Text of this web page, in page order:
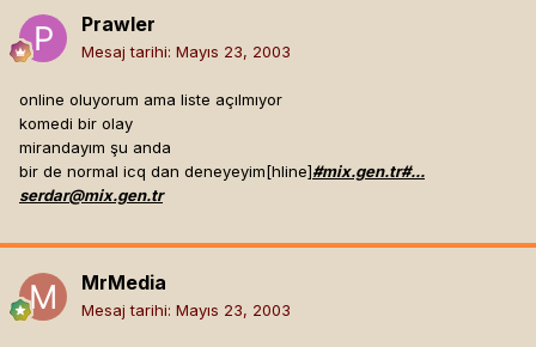
Prawler
Mesaj tarihi: Mayıs 23, 2003
online oluyorum ama liste açılmıyor
komedi bir olay
mirandayım şu anda
bir de normal icq dan deneyeyim[hline]#mix.gen.tr#...
serdar@mix.gen.tr
MrMedia
Mesaj tarihi: Mayıs 23, 2003